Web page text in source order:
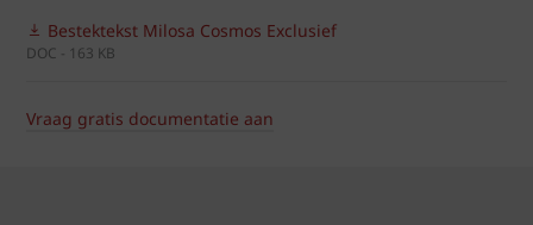
Bestektekst Milosa Cosmos Exclusief
DOC - 163 KB
Vraag gratis documentatie aan